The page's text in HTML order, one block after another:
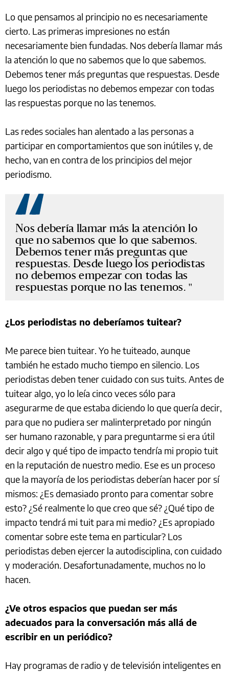
Lo que pensamos al principio no es necesariamente
cierto. Las primeras impresiones no están
necesariamente bien fundadas. Nos debería llamar más
la atención lo que no sabemos que lo que sabemos.
Debemos tener más preguntas que respuestas. Desde
luego los periodistas no debemos empezar con todas
las respuestas porque no las tenemos.
Las redes sociales han alentado a las personas a
participar en comportamientos que son inútiles y, de
hecho, van en contra de los principios del mejor
periodismo.
Nos debería llamar más la atención lo
que no sabemos que lo que sabemos.
Debemos tener más preguntas que
respuestas. Desde luego los periodistas
no debemos empezar con todas las
respuestas porque no las tenemos.
¿Los periodistas no deberíamos tuitear?
Me parece bien tuitear. Yo he tuiteado, aunque
también he estado mucho tiempo en silencio. Los
periodistas deben tener cuidado con sus tuits. Antes de
tuitear algo, yo lo leía cinco veces sólo para
asegurarme de que estaba diciendo lo que quería decir,
para que no pudiera ser malinterpretado por ningún
ser humano razonable, y para preguntarme si era útil
decir algo y qué tipo de impacto tendría mi propio tuit
en la reputación de nuestro medio. Ese es un proceso
que la mayoría de los periodistas deberían hacer por sí
mismos: ¿Es demasiado pronto para comentar sobre
esto? ¿Sé realmente lo que creo que sé? ¿Qué tipo de
impacto tendrá mi tuit para mi medio? ¿Es apropiado
comentar sobre este tema en particular? Los
periodistas deben ejercer la autodisciplina, con cuidado
y moderación. Desafortunadamente, muchos no lo
hacen.
¿Ve otros espacios que puedan ser más
adecuados para la conversación más allá de
escribir en un periódico?
Hay programas de radio y de televisión inteligentes en